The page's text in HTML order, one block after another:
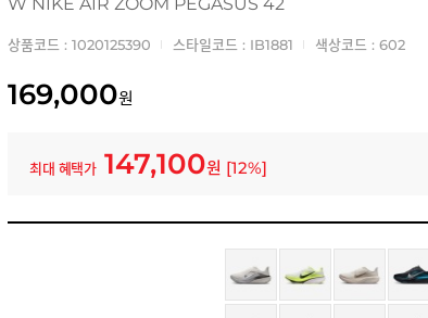
상품코드 : 1020125390 스타일코드 : IB1881 색상코드 : 602
169,000원
최대 혜택가 147,100원 [12%]
[GS] 러닝 전문관 5,000 중복사용 쿠폰(~8/31)